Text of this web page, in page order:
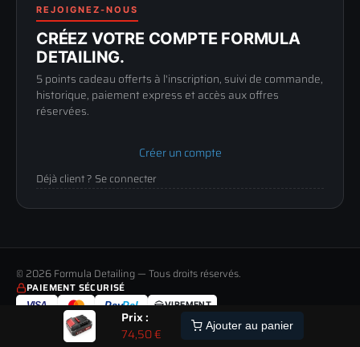
Prix :
74,50€ Ajouter au panier
TOUS LES MODES DE LIVRAISON
MOYENS DE PAIEMENT ACCEPTÉS
JUSQU'À 60 JOURS POUR CHANGER D'AVIS
Conditions générales
Mentions légales
Confidentialité
03 73 61 02 02
Lun-Ven
9h-12h / 14h-17h
REJOIGNEZ-NOUS
CRÉEZ VOTRE COMPTE FORMULA
DETAILING.
5 points cadeau offerts à l'inscription, suivi de commande,
historique, paiement express et accès aux offres
réservées.
Créer un compte
Déjà client ? Se connecter
PAIEMENT SÉCURISÉ
VISA PayPal VIREMENT
© 2026 Formula Detailing — Tous droits réservés.